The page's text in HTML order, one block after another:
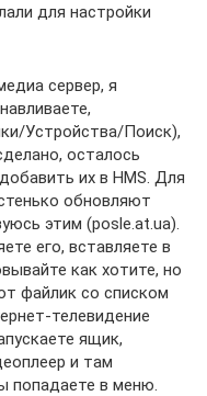
для настройки
сервер, я
Устройства/Поиск),
осталось
их в HMS. Для
обновляют
этим (posle.at.ua).
его, вставляете в
как хотите, но
файлик со списком
телевидение
ящик,
и там
попадаете в меню.